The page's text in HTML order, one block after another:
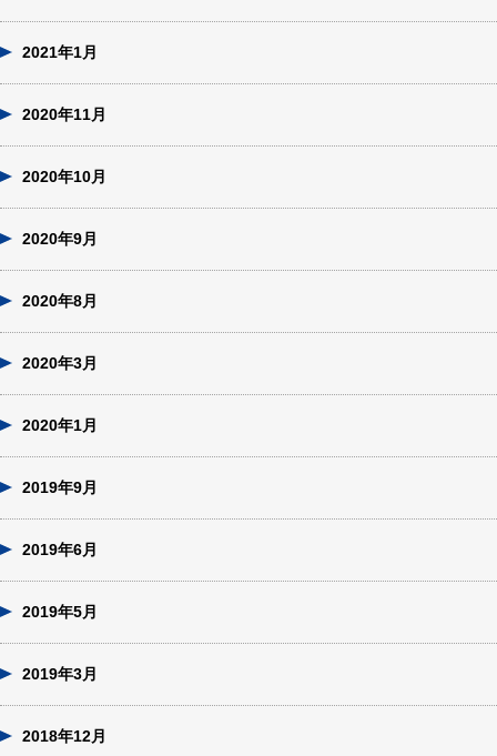
2021年1月
2020年11月
2020年10月
2020年9月
2020年8月
2020年3月
2020年1月
2019年9月
2019年6月
2019年5月
2019年3月
2018年12月